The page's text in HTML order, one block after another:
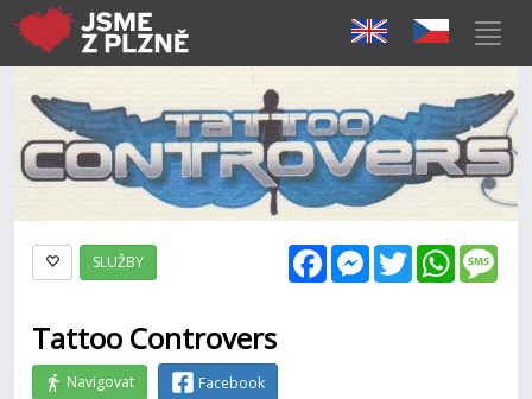
FacebookMessenger
Twitter
SLUŽBY
Tattoo Controvers
Navigovat Facebook